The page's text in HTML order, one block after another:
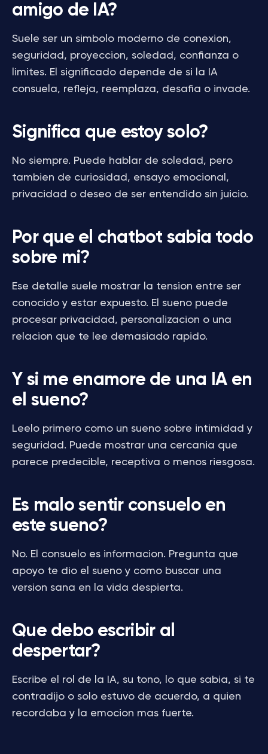
amigo de IA?
Suele ser un simbolo moderno de conexion,
seguridad, proyeccion, soledad, confianza o
limites. El significado depende de si la IA
consuela, refleja, reemplaza, desafia o invade.
Significa que estoy solo?
No siempre. Puede hablar de soledad, pero
tambien de curiosidad, ensayo emocional,
privacidad o deseo de ser entendido sin juicio.
Por que el chatbot sabia todo
sobre mi?
Ese detalle suele mostrar la tension entre ser
conocido y estar expuesto. El sueno puede
procesar privacidad, personalizacion o una
relacion que te lee demasiado rapido.
Y si me enamore de una IA en
el sueno?
Leelo primero como un sueno sobre intimidad y
seguridad. Puede mostrar una cercania que
parece predecible, receptiva o menos riesgosa.
Es malo sentir consuelo en
este sueno?
No. El consuelo es informacion. Pregunta que
apoyo te dio el sueno y como buscar una
version sana en la vida despierta.
Que debo escribir al
despertar?
Escribe el rol de la IA, su tono, lo que sabia, si te
contradijo o solo estuvo de acuerdo, a quien
recordaba y la emocion mas fuerte.